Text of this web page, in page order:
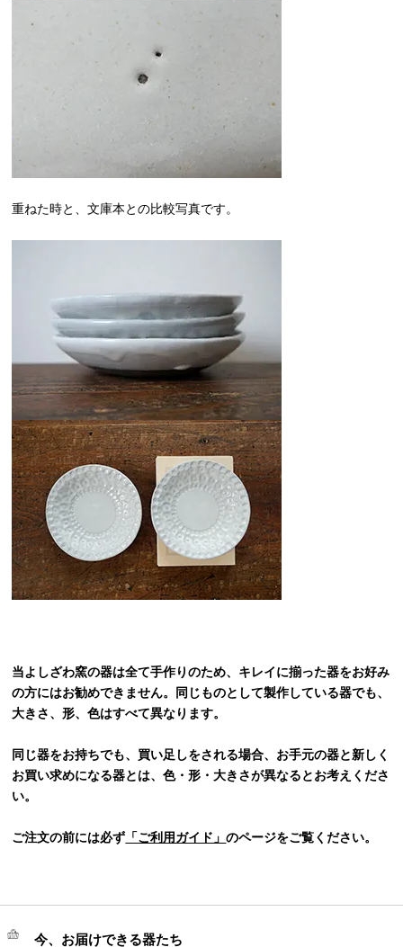
重ねた時と、文庫本との比較写真です。
当よしざわ窯の器は全て手作りのため、キレイに揃った器をお好み
の方にはお勧めできません。同じものとして製作している器でも、
大きさ、形、色はすべて異なります。
同じ器をお持ちでも、買い足しをされる場合、お手元の器と新しく
お買い求めになる器とは、色・形・大きさが異なるとお考えくださ
い。
ご注文の前には必ず 「ご利用ガイド」のページをご覧ください。
今、お届けできる器たち